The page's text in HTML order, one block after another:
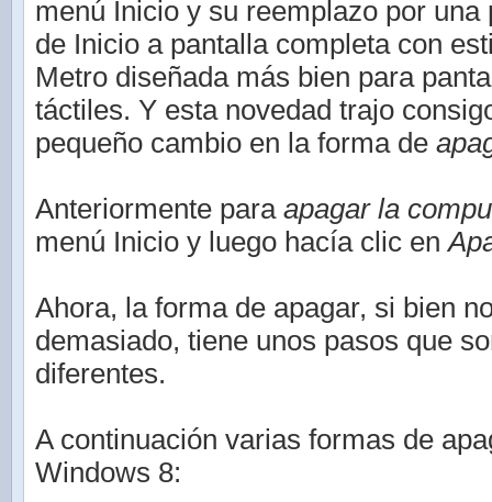
menú Inicio y su reemplazo por una
de Inicio a pantalla completa con
Metro diseñada más bien para
táctiles. Y esta novedad trajo
pequeño cambio en la forma de
Anteriormente para apagar la
menú Inicio y luego hacía clic en
Ahora, la forma de apagar, si bien
demasiado, tiene unos pasos que
diferentes.
A continuación varias formas de
Windows 8: